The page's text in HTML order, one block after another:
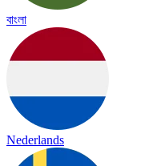
বাংলা
Nederlands